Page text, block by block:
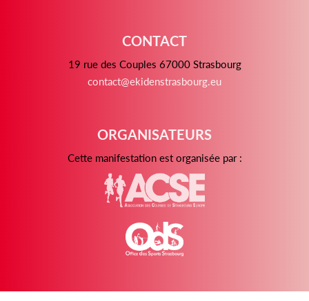
CONTACT
19 rue des Couples 67000 Strasbourg
contact@ekidenstrasbourg.eu
ORGANISATEURS
Cette manifestation est organisée par :